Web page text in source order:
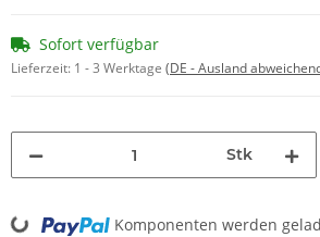
Sofort verfügbar
Lieferzeit: 1 - 3 Werktage (DE - Ausland
Stk
Loading... Komponenten werden